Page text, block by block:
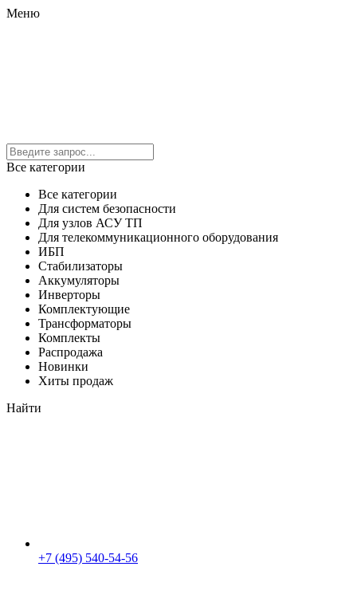
Меню
Все категории
Все категории
Для систем безопасности
Для узлов АСУ ТП
Для телекоммуникационного оборудования
ИБП
Стабилизаторы
Аккумуляторы
Инверторы
Комплектующие
Трансформаторы
Комплекты
Распродажа
Новинки
Хиты продаж
Найти
+7 (495) 540-54-56